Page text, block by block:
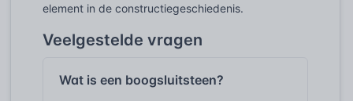
element in de constructiegeschiedenis.
Veelgestelde vragen
Wat is een boogsluitsteen?